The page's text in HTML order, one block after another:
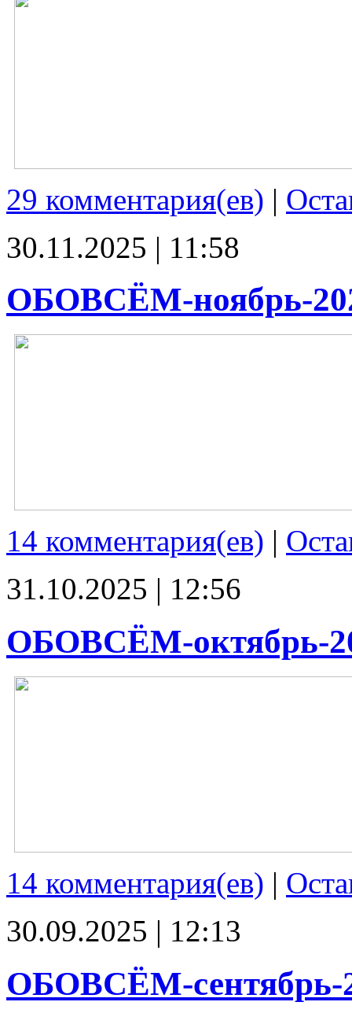
29 комментария(ев) |
30.11.2025 | 11:58
ОБОВСЁМ-ноябрь-
14 комментария(ев) |
31.10.2025 | 12:56
ОБОВСЁМ-октябрь-
14 комментария(ев) |
30.09.2025 | 12:13
ОБОВСЁМ-сентябрь-